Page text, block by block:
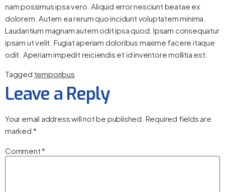
nam possimus ipsa vero. Aliquid error nesciunt beatae ex
dolorem. Autem ea rerum quo incidunt voluptatem minima.
Laudantium magnam autem odit ipsa quod. Ipsam consequatur
ipsam ut velit. Fugiat aperiam doloribus maxime facere itaque
odit. Aperiam impedit reiciendis et id inventore mollitia est.
Tagged temporibus
Leave a Reply
Your email address will not be published. Required fields are
marked *
Comment*